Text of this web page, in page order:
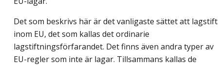
Det som beskrivs här är det vanligaste sättet att
inom EU, det som kallas det ordinarie
lagstiftningsförfarandet. Det finns även andra typer av
EU-regler som inte är lagar. Tillsammans kallas de